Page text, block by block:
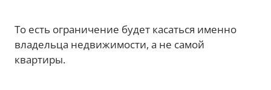
То есть ограничение будет касаться именно
владельца недвижимости, а не самой
квартиры.